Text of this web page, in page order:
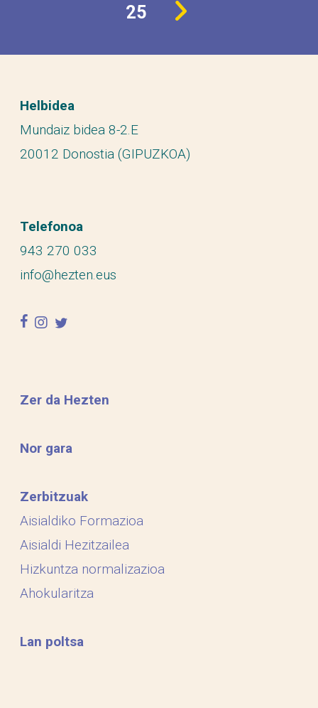
25
Helbidea
Mundaiz bidea 8-2.E
20012 Donostia (GIPUZKOA)
Telefonoa
943 270 033
info@hezten.eus
facebook
instagram
twitter
Zer da Hezten
Nor gara
Zerbitzuak
Aisialdiko Formazioa
Aisialdi Hezitzailea
Hizkuntza normalizazioa
Ahokularitza
Lan poltsa